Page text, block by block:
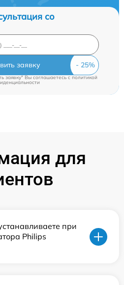
со
заявку
заявку" Вы соглашаетесь c политикой
для
при
Philips